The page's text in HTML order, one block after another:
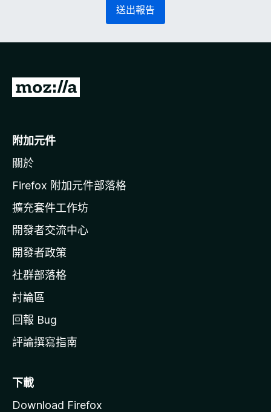
送出報告
前
o
i
l
a
官
網
附加元件
關於
Firefox 附加元件部落格
擴充套件工作坊
開發者交流中心
開發者政策
社群部落格
討論區
回報 Bug
評論撰寫指南
下載
Download Firefox